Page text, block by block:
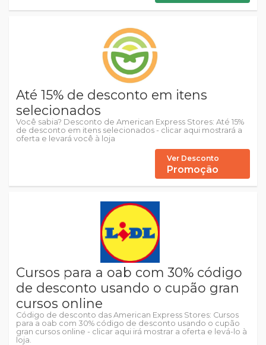
Até 15% de desconto em itens
selecionados
Você sabia? Desconto de American Express Stores: Até 15%
de desconto em itens selecionados - clicar aqui mostrará a
oferta e levará você à loja
Ver Desconto
Promoção
Cursos para a oab com 30% código
de desconto usando o cupão gran
cursos online
Código de desconto das American Express Stores: Cursos
para a oab com 30% código de desconto usando o cupão
gran cursos online - clicar aqui irá mostrar a oferta e levá-lo à
loja.